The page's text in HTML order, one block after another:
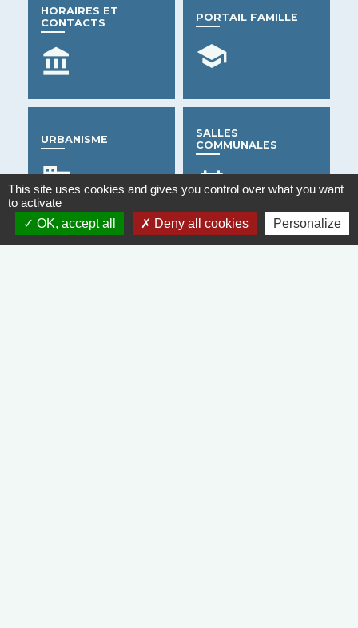
HORAIRES ET
CONTACTS
account_balance
PORTAIL FAMILLE
school
URBANISME
business
SALLES
COMMUNALES
date_range
This site uses cookies and gives you control over what you want
to activate
OK, accept all
Deny all cookies Personalize